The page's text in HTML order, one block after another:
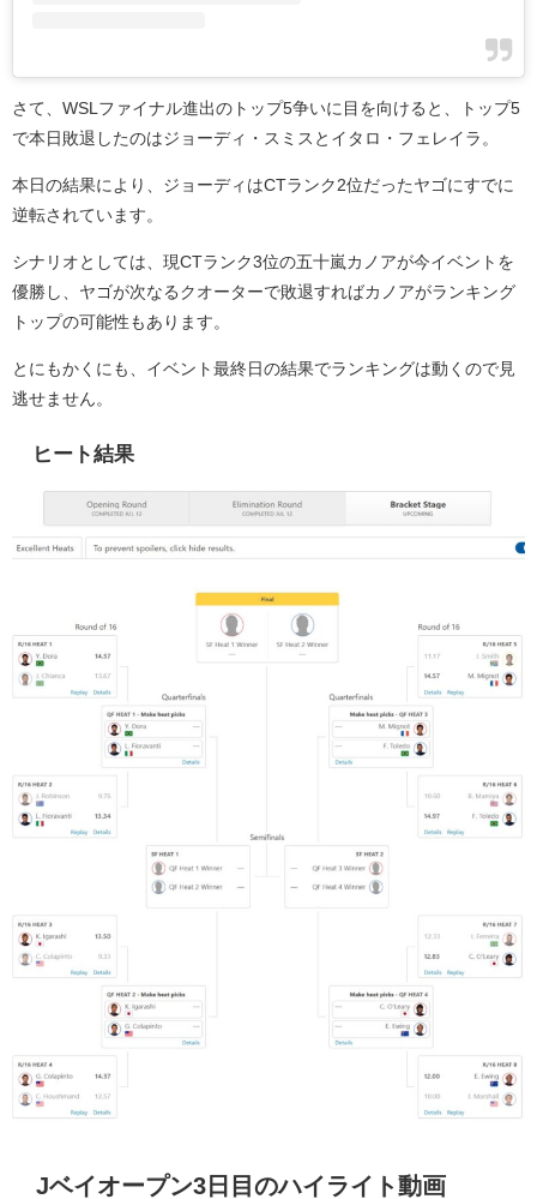
さて、WSLファイナル進出のトップ5争いに目を向けると、トップ5
で本日敗退したのはジョーディ・スミスとイタロ・フェレイラ。
本日の結果により、ジョーディはCTランク2位だったヤゴにすでに
逆転されています。
シナリオとしては、現CTランク3位の五十嵐カノアが今イベントを
優勝し、ヤゴが次なるクオーターで敗退すればカノアがランキング
トップの可能性もあります。
とにもかくにも、イベント最終日の結果でランキングは動くので見
逃せません。
ヒート結果
Jベイオープン3日目のハイライト動画